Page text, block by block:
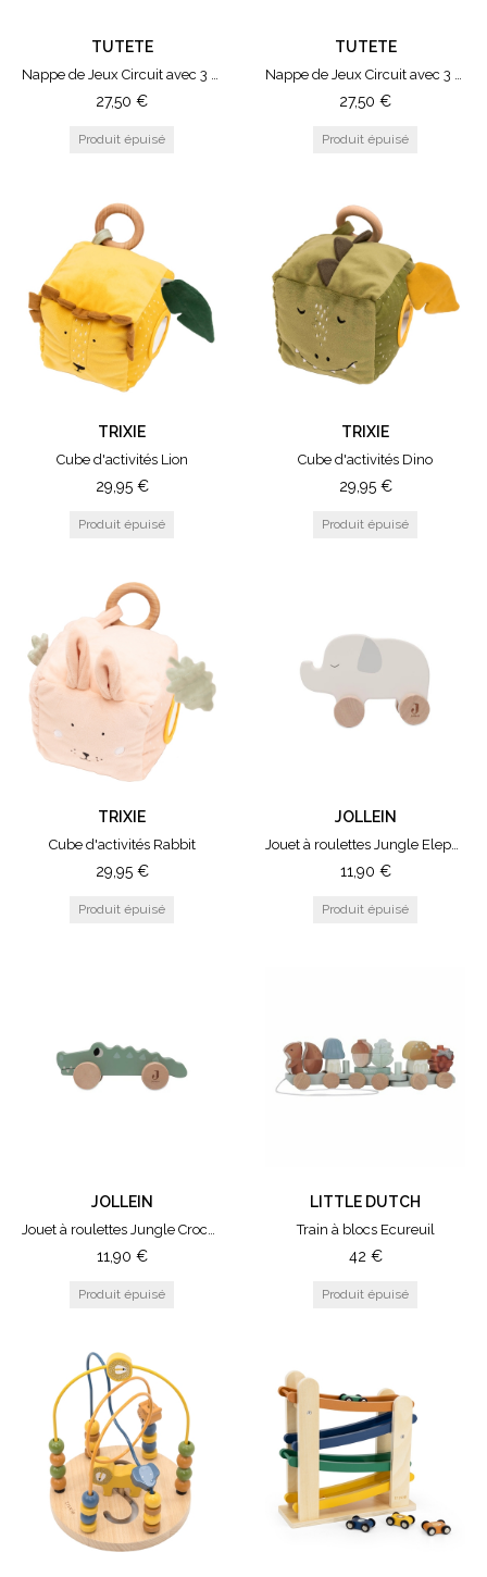
TUTETE
Nappe de Jeux Circuit avec 3 Voitures Vert
27,50 €
TUTETE
Nappe de Jeux Circuit avec 3 Voitures Moutarde
27,50 €
TRIXIE
Cube d'activités Lion
29,95 €
TRIXIE
Cube d'activités Dino
29,95 €
TRIXIE
Cube d'activités Rabbit
29,95 €
JOLLEIN
Jouet à roulettes Jungle Elephant
11,90 €
JOLLEIN
Jouet à roulettes Jungle Crocodile
11,90 €
LITTLE DUTCH
Train à blocs Ecureuil
42 €